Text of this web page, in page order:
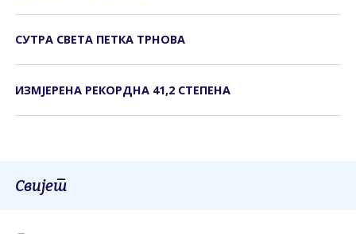
СУТРА СВЕTА ПЕTКА TРНОВА
ИЗМЈЕРЕНА РЕКОРДНА 41,2 СТЕПЕНА
Свијет